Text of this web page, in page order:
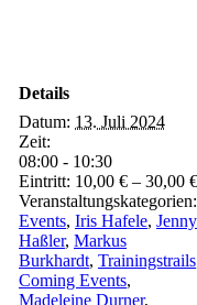
Details
Datum: 13. Juli 2024
Zeit:
08:00 - 10:30
Eintritt: 10,00 € – 30,00 €
Veranstaltungskategorien:
Events, Iris Hafele, Jenny
Haßler, Markus
Burkhardt, Trainingstrails
Coming Events,
Madeleine Durner,